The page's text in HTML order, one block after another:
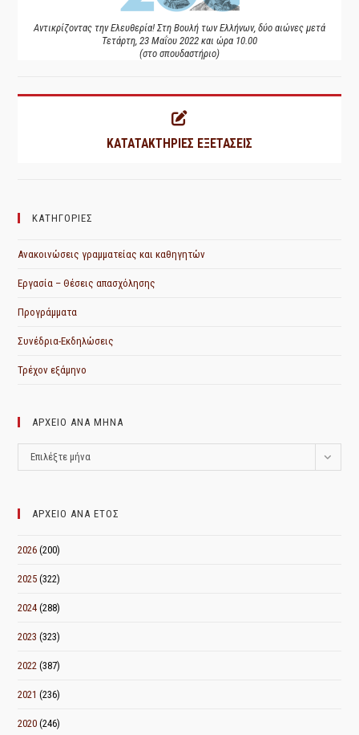
Αντικρίζοντας την Ελευθερία! Στη Βουλή των Ελλήνων, δύο αιώνες μετά
Τετάρτη, 23 Μαΐου 2022 και ώρα 10.00
(στο σπουδαστήριο)
ΚΑΤΑΤΑΚΤΗΡΙΕΣ ΕΞΕΤΑΣΕΙΣ
ΚΑΤΗΓΟΡΙΕΣ
Ανακοινώσεις γραμματείας και καθηγητών
Εργασία – Θέσεις απασχόλησης
Προγράμματα
Συνέδρια-Εκδηλώσεις
Τρέχον εξάμηνο
ΑΡΧΕΙΟ ΑΝΑ ΜΗΝΑ
ΑΡΧΕΙΟ
ΑΝΑ
Επιλέξτε μήνα
ΑΡΧΕΙΟ ΑΝΑ ΕΤΟΣ
2026 (200)
2025 (322)
2024 (288)
2023 (323)
2022 (387)
2021 (236)
2020 (246)